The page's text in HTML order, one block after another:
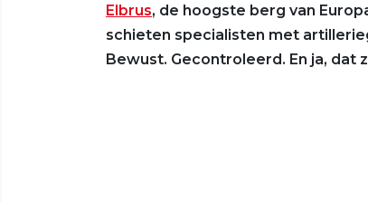
Elbrus, de hoogste berg van
schieten specialisten met
Bewust. Gecontroleerd. En ja, dat